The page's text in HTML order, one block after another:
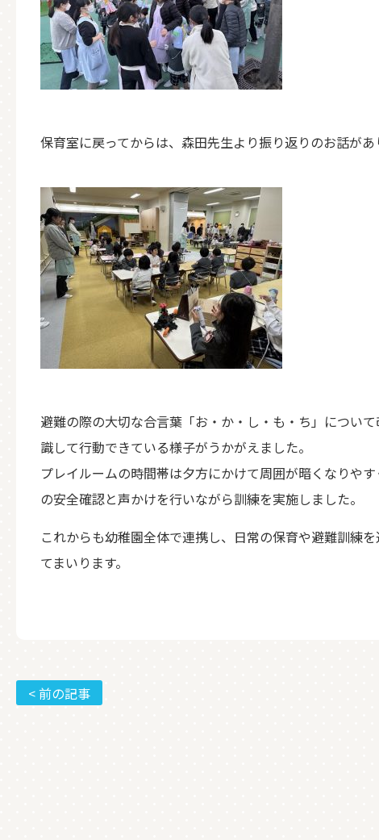
保育室に戻ってからは、森田先生より振り返りのお話があ
避難の際の大切な合言葉「お・か・し・も・ち」につい
識して行動できている様子がうかがえました。
プレイルームの時間帯は夕方にかけて周囲が暗くなりや
の安全確認と声かけを行いながら訓練を実施しました。
これからも幼稚園全体で連携し、日常の保育や避難訓練
てまいります。
< 前の記事